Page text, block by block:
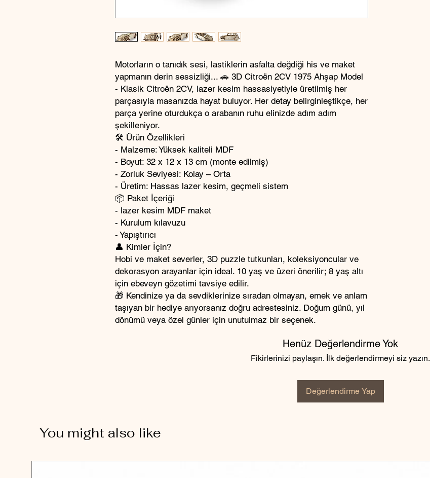
Motorların o tanıdık sesi, lastiklerin asfalta değdiği his ve maket
yapmanın derin sessizliği... 🚗 3D Citroën 2CV 1975 Ahşap Model
- Klasik Citroën 2CV, lazer kesim hassasiyetiyle üretilmiş her
parçasıyla masanızda hayat buluyor. Her detay belirginleştikçe, her
parça yerine oturdukça o arabanın ruhu elinizde adım adım
şekilleniyor.
🛠️ Ürün Özellikleri
- Malzeme: Yüksek kaliteli MDF
- Boyut: 32 x 12 x 13 cm (monte edilmiş)
- Zorluk Seviyesi: Kolay – Orta
- Üretim: Hassas lazer kesim, geçmeli sistem
📦 Paket İçeriği
- lazer kesim MDF maket
- Kurulum kılavuzu
- Yapıştırıcı
👤 Kimler İçin?
Hobi ve maket severler, 3D puzzle tutkunları, koleksiyoncular ve
dekorasyon arayanlar için ideal. 10 yaş ve üzeri önerilir; 8 yaş altı
için ebeveyn gözetimi tavsiye edilir.
🎁 Kendinize ya da sevdiklerinize sıradan olmayan, emek ve anlam
taşıyan bir hediye arıyorsanız doğru adrestesiniz. Doğum günü, yıl
dönümü veya özel günler için unutulmaz bir seçenek.
Henüz Değerlendirme Yok
Fikirlerinizi paylaşın. İlk değerlendirmeyi siz yazın.
Değerlendirme Yap
You might also like